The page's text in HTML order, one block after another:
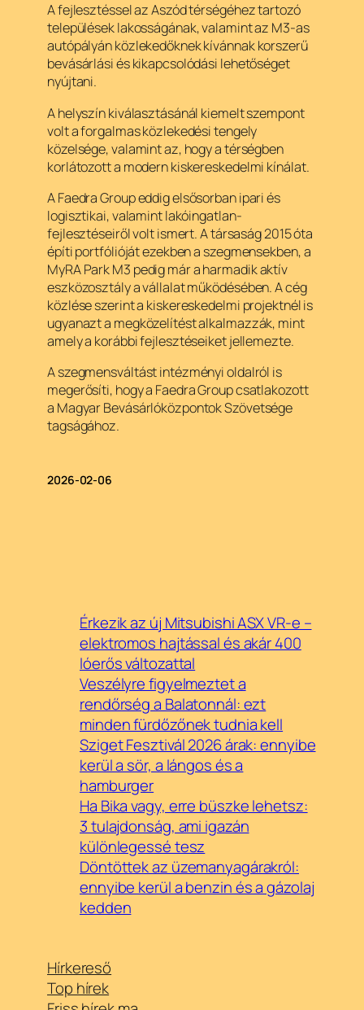
A fejlesztéssel az Aszód térségéhez tartozó
települések lakosságának, valamint az M3-as
autópályán közlekedőknek kívánnak korszerű
bevásárlási és kikapcsolódási lehetőséget
nyújtani.
A helyszín kiválasztásánál kiemelt szempont
volt a forgalmas közlekedési tengely
közelsége, valamint az, hogy a térségben
korlátozott a modern kiskereskedelmi kínálat.
A Faedra Group eddig elsősorban ipari és
logisztikai, valamint lakóingatlan-
fejlesztéseiről volt ismert. A társaság 2015 óta
építi portfólióját ezekben a szegmensekben, a
MyRA Park M3 pedig már a harmadik aktív
eszközosztály a vállalat működésében. A cég
közlése szerint a kiskereskedelmi projektnél is
ugyanazt a megközelítést alkalmazzák, mint
amely a korábbi fejlesztéseiket jellemezte.
A szegmensváltást intézményi oldalról is
megerősíti, hogy a Faedra Group csatlakozott
a Magyar Bevásárlóközpontok Szövetsége
tagságához.
2026-02-06
Érkezik az új Mitsubishi ASX VR-e –
elektromos hajtással és akár 400
lóerős változattal
Veszélyre figyelmeztet a
rendőrség a Balatonnál: ezt
minden fürdőzőnek tudnia kell
Sziget Fesztivál 2026 árak: ennyibe
kerül a sör, a lángos és a
hamburger
Ha Bika vagy, erre büszke lehetsz:
3 tulajdonság, ami igazán
különlegessé tesz
Döntöttek az üzemanyagárakról:
ennyibe kerül a benzin és a gázolaj
kedden
Hírkereső
Top hírek